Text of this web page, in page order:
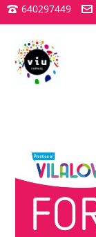
640297449